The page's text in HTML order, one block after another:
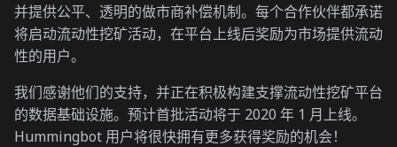
并提供公平、透明的做市商补偿机制。每个合作伙伴都承诺
将启动流动性挖矿活动，在平台上线后奖励为市场提供流动
性的用户。
我们感谢他们的支持，并正在积极构建支撑流动性挖矿平台
的数据基础设施。预计首批活动将于 2020 年 1 月上线。
Hummingbot 用户将很快拥有更多获得奖励的机会！